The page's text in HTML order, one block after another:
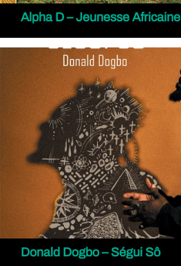
Alpha D – Jeunesse Africaine
Donald Dogbo – Ségui Sô